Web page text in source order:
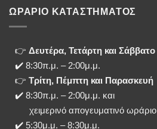
ΩΡΑΡΙΟ ΚΑΤΑΣΤΗΜΑΤΟΣ
👉 Δευτέρα, Τετάρτη και Σάββατο
✔️ 8:30π.μ. – 2:00μ.μ.
👉 Τρίτη, Πέμπτη και Παρασκευή
✔️ 8:30π.μ. – 2:00μ.μ. και
χειμερινό απογευματινό ωράριο
✔️ 5:30μ.μ. – 8:30μ.μ.